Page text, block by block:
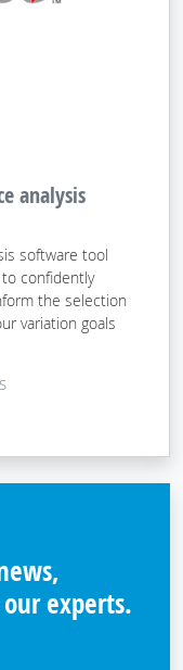
analysis
software tool
confidently
the selection
variation goals
experts.